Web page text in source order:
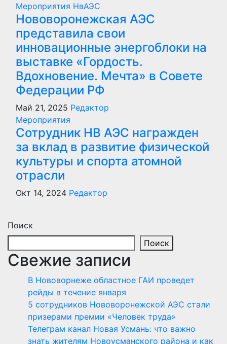
Мероприятия НвАЭС
Нововоронежская АЭС
представила свои
инновационные энергоблоки на
выставке «Гордость.
Вдохновение. Мечта» в Совете
Федерации РФ
Май 21, 2025 Редактор
Мероприятия
Сотрудник НВ АЭС награжден
за вклад в развитие физической
культуры и спорта атомной
отрасли
Окт 14, 2024 Редактор
Поиск
Поиск
Свежие записи
В Нововорнеже областное ГАИ проведет
рейды в течение января
5 сотрудников Нововоронежской АЭС стали
призерами премии «Человек труда»
Телеграм канал Новая Усмань: что важно
знать жителям Новоусманского района и как